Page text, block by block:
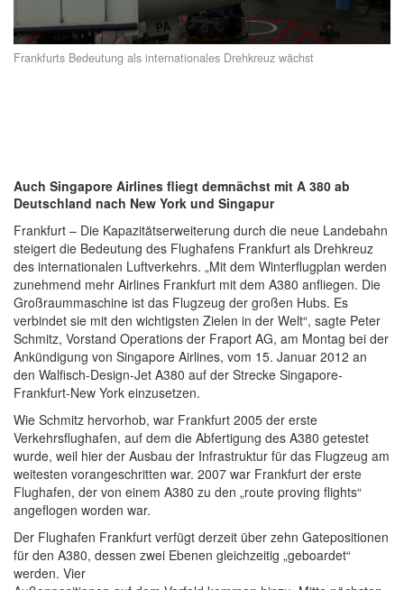
Frankfurts Bedeutung als internationales Drehkreuz wächst
Auch Singapore Airlines fliegt demnächst mit A 380 ab
Deutschland nach New York und Singapur
Frankfurt – Die Kapazitätserweiterung durch die neue Landebahn
steigert die Bedeutung des Flughafens Frankfurt als Drehkreuz
des internationalen Luftverkehrs. „Mit dem Winterflugplan werden
zunehmend mehr Airlines Frankfurt mit dem A380 anfliegen. Die
Großraummaschine ist das Flugzeug der großen Hubs. Es
verbindet sie mit den wichtigsten Zielen in der Welt“, sagte Peter
Schmitz, Vorstand Operations der Fraport AG, am Montag bei der
Ankündigung von Singapore Airlines, vom 15. Januar 2012 an
den Walfisch-Design-Jet A380 auf der Strecke Singapore-
Frankfurt-New York einzusetzen.
Wie Schmitz hervorhob, war Frankfurt 2005 der erste
Verkehrsflughafen, auf dem die Abfertigung des A380 getestet
wurde, weil hier der Ausbau der Infrastruktur für das Flugzeug am
weitesten vorangeschritten war. 2007 war Frankfurt der erste
Flughafen, der von einem A380 zu den „route proving flights“
angeflogen worden war.
Der Flughafen Frankfurt verfügt derzeit über zehn Gatepositionen
für den A380, dessen zwei Ebenen gleichzeitig „geboardet“
werden. Vier